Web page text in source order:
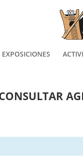
EXPOSICIONES